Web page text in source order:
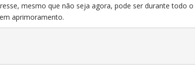
mesmo que não seja agora, pode ser durante todo o
aprimoramento.